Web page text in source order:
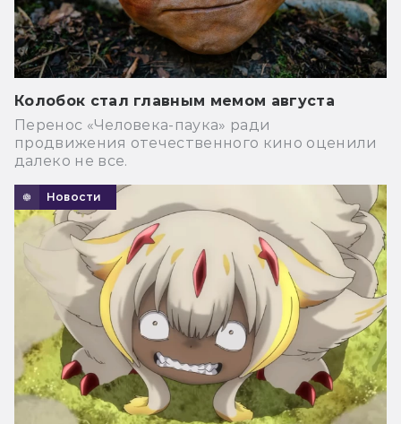
Колобок стал главным мемом августа
Перенос «Человека-паука» ради
продвижения отечественного кино оценили
далеко не все.
Новости